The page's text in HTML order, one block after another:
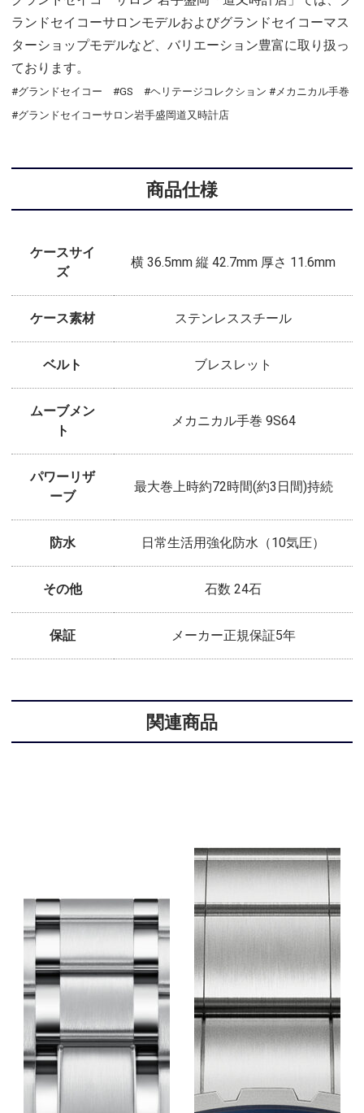
ランドセイコーサロンモデルおよびグランドセイコーマス
ターショップモデルなど、バリエーション豊富に取り扱っ
ております。
#グランドセイコー #GS #ヘリテージコレクション #メカニカル手巻
#グランドセイコーサロン岩手盛岡道又時計店
商品仕様
ケースサイ
ズ
横 36.5mm 縦 42.7mm 厚さ 11.6mm
ケース素材 ステンレススチール
ベルト ブレスレット
ムーブメン
ト
メカニカル手巻 9S64
パワーリザ
ーブ
最大巻上時約72時間(約3日間)持続
防水 日常生活用強化防水（10気圧）
その他 石数 24石
保証 メーカー正規保証5年
関連商品